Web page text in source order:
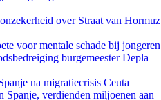
over Straat van Hormuz
voor mentale schade bij jongeren
burgemeester Depla
na migratiecrisis Ceuta
Spanje, verdienden miljoenen aan